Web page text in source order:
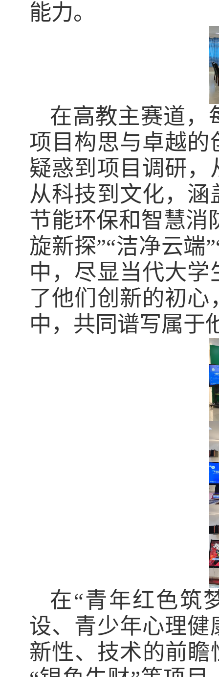
能力。
在高教主赛道，
项目构思与卓越
疑惑到项目调研
从科技到文化，
节能环保和智慧消
旋新探”“洁净云端
中，尽显当代大
了他们创新的初
中，共同谱写属于
在“青年红色筑
设、青少年心理
新性、技术的前瞻